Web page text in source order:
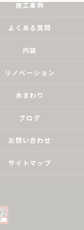
施工事例
よくある質問
内装
リノベーション
水まわり
ブログ
お問い合わせ
サイトマップ